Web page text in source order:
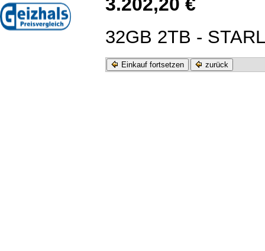
32GB 2TB -
Einkauf fortsetzen zurück